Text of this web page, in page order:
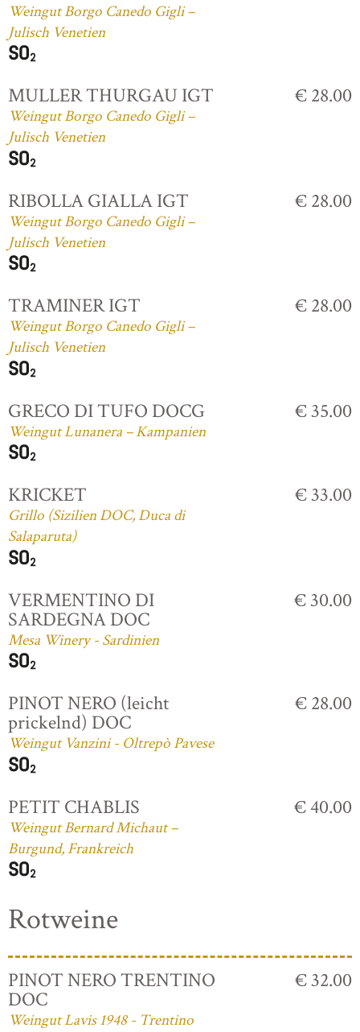
Weingut Borgo Canedo Gigli –
Julisch Venetien
MULLER THURGAU IGT
Weingut Borgo Canedo Gigli –
Julisch Venetien
€ 28.00
RIBOLLA GIALLA IGT
Weingut Borgo Canedo Gigli –
Julisch Venetien
€ 28.00
TRAMINER IGT
Weingut Borgo Canedo Gigli –
Julisch Venetien
€ 28.00
GRECO DI TUFO DOCG
Weingut Lunanera – Kampanien
€ 35.00
KRICKET
Grillo (Sizilien DOC, Duca di
Salaparuta)
€ 33.00
VERMENTINO DI
SARDEGNA DOC
Mesa Winery - Sardinien
€ 30.00
PINOT NERO (leicht
prickelnd) DOC
Weingut Vanzini - Oltrepò Pavese
€ 28.00
PETIT CHABLIS
Weingut Bernard Michaut –
Burgund, Frankreich
€ 40.00
Rotweine
PINOT NERO TRENTINO
DOC
Weingut Lavis 1948 - Trentino
€ 32.00